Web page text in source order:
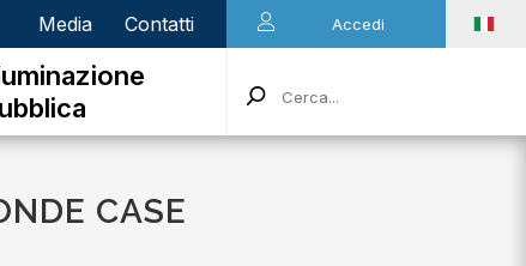
Media Contatti Accedi
CASE